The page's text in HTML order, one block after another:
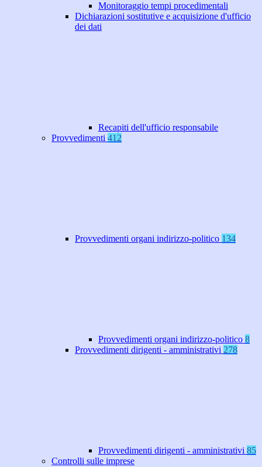
Monitoraggio tempi procedimentali
Dichiarazioni sostitutive e acquisizione d'ufficio
dei dati
Recapiti dell'ufficio responsabile
Provvedimenti 412
Provvedimenti organi indirizzo-politico 134
Provvedimenti organi indirizzo-politico 8
Provvedimenti dirigenti - amministrativi 278
Provvedimenti dirigenti - amministrativi 85
Controlli sulle imprese